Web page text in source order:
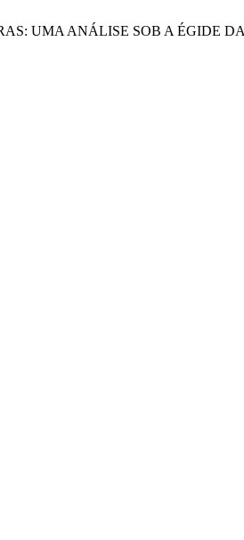
UMA ANÁLISE SOB A ÉGIDE